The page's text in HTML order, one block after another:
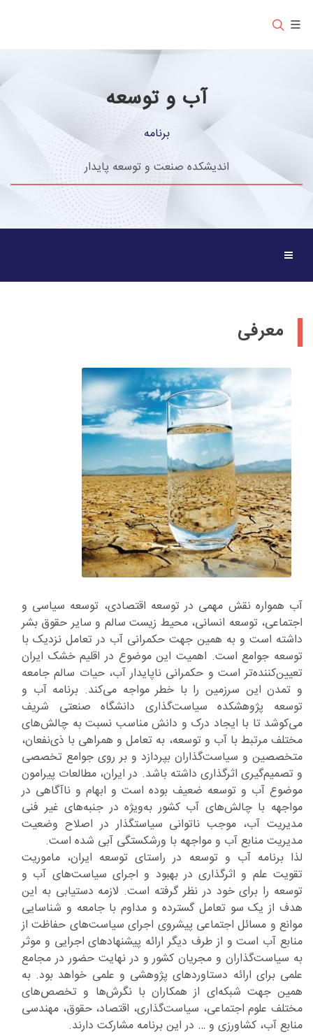
آب و توسعه
برنامه
اندیشکده صنعت و توسعه پایدار
معرفی
آب همواره نقش مهمی در توسعه اقتصادی، توسعه سیاسی و
اجتماعی، توسعه انسانی، محیط زیست سالم و سایر حقوق بشر
داشته است و به همین جهت حکمرانی آب در تعامل نزدیک با
توسعه جوامع است. اهمیت این موضوع در اقلیم خشک ایران
تعیین‌کننده‌تر است و حکمرانی ناپایدار آب، حیات سالم جامعه
و تمدن این سرزمین را با خطر مواجه می‌کند. برنامه آب و
توسعه پژوهشکده سیاست‌گذاری دانشگاه صنعتی شریف
می‌کوشد تا با ایجاد درک و دانش مناسب نسبت به چالش‌های
مختلف مرتبط با آب و توسعه، به تعامل و همراهی با ذی‌نفعان،
متخصصین و سیاست‌گذاران بپردازد و بر روی جوامع تخصصی
و تصمیم‌گیری اثرگذاری داشته باشد. در ایران، مطالعات پیرامون
موضوع آب و توسعه ضعیف بوده است و ابهام و ناآگاهی در
مواجهه با چالش‌های آب کشور به‌ویژه در جنبه‌های غیر فنی
مدیریت آب، موجب ناتوانی سیاستگذار در اصلاح وضعیت
مدیریت منابع آب و مواجهه با ورشکستگی آبی شده است.
لذا برنامه آب و توسعه در راستای توسعه ایران، ماموریت
تقویت علم و اثرگذاری در بهبود و اجرای سیاست‌های آب و
توسعه را برای خود در نظر گرفته است. لازمه دستیابی به این
هدف از یک سو تعامل گسترده و مداوم با جامعه و شناسایی
موانع و مسائل اجتماعی پیشروی اجرای سیاست‌های حفاظت از
منابع آب است و از طرف دیگر ارائه پیشنهادهای اجرایی و موثر
به سیاست‌گذاران و مجریان کشور و در نهایت حضور در مجامع
علمی برای ارائه دستاوردهای پژوهشی و علمی خواهد بود. به
همین جهت شبکه‌ای از همکاران با نگرش‌ها و تخصص‌های
مختلف علوم اجتماعی، سیاست‌گذاری، اقتصاد، حقوق، مهندسی
منابع آب، کشاورزی و … در این برنامه مشارکت دارند.